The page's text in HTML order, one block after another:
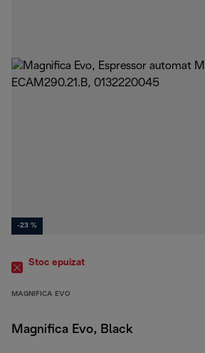
-23 %
Stoc epuizat
MAGNIFICA EVO
Magnifica Evo, Black